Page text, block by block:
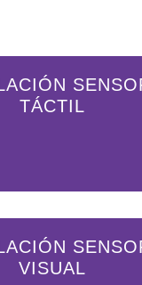
TÁCTIL
VISUAL